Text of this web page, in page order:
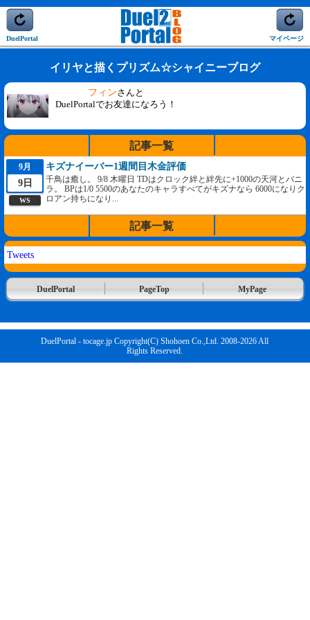
DuelPortal マイページ
イリヤと描くプリズム☆シャイニーブログ
フィンさんと
DuelPortalでお友達になろう！
記事一覧
9月
9日
WS
キズナイーバー1週間目木金評価
千鳥は癒し。 9/8 木曜日 TDはクロック絆と絆先に+1000の天河とバニ
ラ。 BPは1/0 5500のあなたのキャラすべてがキズナなら 6000になりク
ロアン持ちになり...
記事一覧
Tweets
DuelPortal PageTop MyPage
DuelPortal - tocage.jp Copyright(C) Shohoen Co.,Ltd. 2008-2026 All
Rights Reserved.